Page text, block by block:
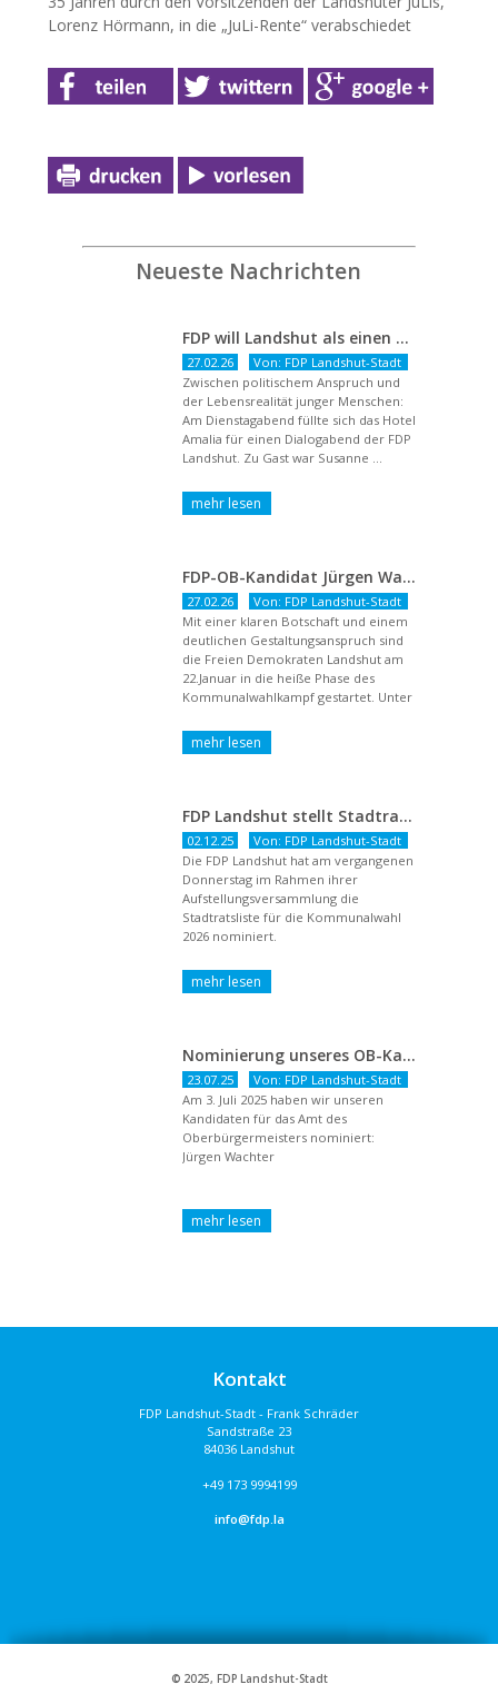
Lorenz Hörmann, in die „JuLi-Rente“ verabschiedet
Neueste Nachrichten
FDP will Landshut als einen echten Chancenort gestalten
27.02.26
Von: FDP Landshut-Stadt
Zwischen politischem Anspruch und
der Lebensrealität junger Menschen:
Am Dienstagabend füllte sich das Hotel
Amalia für einen Dialogabend der FDP
Landshut. Zu Gast war Susanne ...
FDP-OB-Kandidat Jürgen Wachter: „Politik auf Pump ist unsozial“
27.02.26
Von: FDP Landshut-Stadt
Mit einer klaren Botschaft und einem
deutlichen Gestaltungsanspruch sind
die Freien Demokraten Landshut am
22.Januar in die heiße Phase des
Kommunalwahlkampf gestartet. Unter
FDP Landshut stellt Stadtratsliste für 2026 auf – OB-Kandidat Jürgen Wachter betont Gestaltungsanspruch und liberale Zukunftsvision
02.12.25
Von: FDP Landshut-Stadt
Die FDP Landshut hat am vergangenen
Donnerstag im Rahmen ihrer
Aufstellungsversammlung die
Stadtratsliste für die Kommunalwahl
2026 nominiert.
Nominierung unseres OB-Kandidaten
23.07.25
Von: FDP Landshut-Stadt
Am 3. Juli 2025 haben wir unseren
Kandidaten für das Amt des
Oberbürgermeisters nominiert:
Jürgen Wachter
Kontakt
FDP Landshut-Stadt - Frank Schräder
Sandstraße 23
84036 Landshut
+49 173 9994199
info@fdp.la
© 2025, FDP Landshut-Stadt